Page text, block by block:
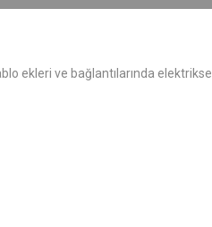
ekleri ve bağlantılarında elektriksel